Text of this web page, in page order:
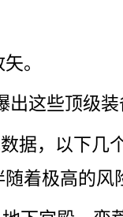
。
出这些顶级
据，以下几
着极高的风